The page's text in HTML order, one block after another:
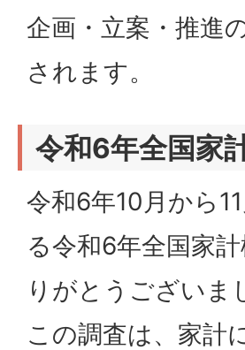
企画・立案・推進
されます。
令和6年全国家
令和6年10月から
る令和6年全国家
りがとうございま
この調査は、家計